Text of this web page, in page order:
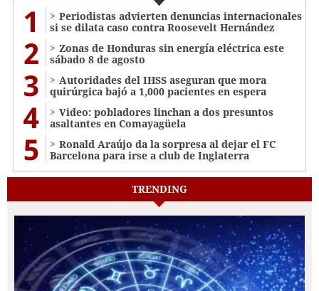
1
Periodistas advierten denuncias internacionales
si se dilata caso contra Roosevelt Hernández
2
Zonas de Honduras sin energía eléctrica este
sábado 8 de agosto
3
Autoridades del IHSS aseguran que mora
quirúrgica bajó a 1,000 pacientes en espera
4
Video: pobladores linchan a dos presuntos
asaltantes en Comayagüela
5
Ronald Araújo da la sorpresa al dejar el FC
Barcelona para irse a club de Inglaterra
TRENDING